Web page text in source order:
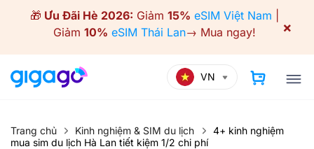
🎁 Ưu Đãi Hè 2026: Giảm 15% eSIM Việt Nam
Giảm 10% eSIM Thái Lan→ Mua ngay! ×
VN
Trang chủ Kinh nghiệm & SIM du lịch
4+ kinh nghiệm
mua sim du lịch Hà Lan tiết kiệm 1/2 chi phí